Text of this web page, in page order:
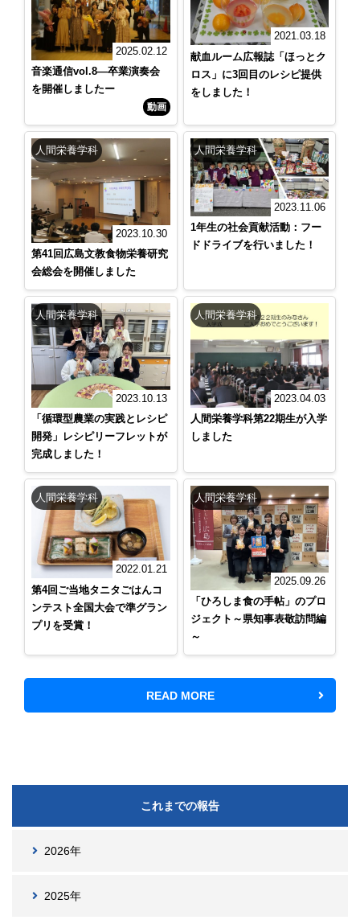
2025.02.12
音楽通信vol.8―卒業演奏会
を開催しましたー
動画
2021.03.18
献血ルーム広報誌「ほっとク
ロス」に3回目のレシピ提供
をしました！
人間栄養学科
2023.10.30
第41回広島文教食物栄養研究
会総会を開催しました
人間栄養学科
2023.11.06
1年生の社会貢献活動：フー
ドドライブを行いました！
人間栄養学科
2023.10.13
「循環型農業の実践とレシピ
開発」レシピリーフレットが
完成しました！
人間栄養学科
2023.04.03
人間栄養学科第22期生が入学
しました
人間栄養学科
2022.01.21
第4回ご当地タニタごはんコ
ンテスト全国大会で準グラン
プリを受賞！
人間栄養学科
2025.09.26
「ひろしま食の手帖」のプロ
ジェクト～県知事表敬訪問編
～
READ MORE
これまでの報告
2026年
2025年